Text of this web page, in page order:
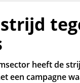
heeft de
een campagne